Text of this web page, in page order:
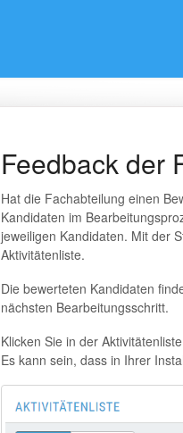
Feedback der
Hat die Fachabteilung einen
Kandidaten im
jeweiligen Kandidaten. Mit der
Aktivitätenliste.
Die bewerteten Kandidaten
nächsten Bearbeitungsschritt.
Klicken Sie in der
Es kann sein, dass in Ihrer